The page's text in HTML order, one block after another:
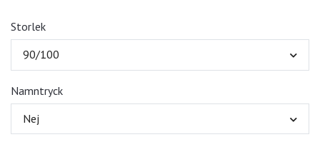
Storlek
90/100
Namntryck
Nej